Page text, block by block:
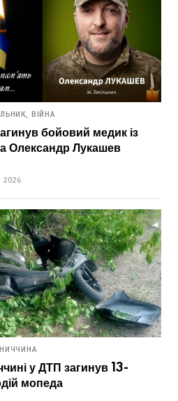
ВІЙНА
бойовий медик із
Олександр Лукашев
у ДТП загинув 13-
мопеда